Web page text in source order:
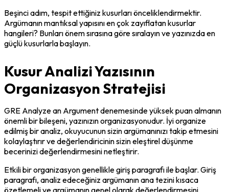
Beşinci adım, tespit ettiğiniz kusurları önceliklendirmektir.
Argümanın mantıksal yapısını en çok zayıflatan kusurlar
hangileri? Bunları önem sırasına göre sıralayın ve yazınızda en
güçlü kusurlarla başlayın.
Kusur Analizi Yazısının
Organizasyon Stratejisi
GRE Analyze an Argument denemesinde yüksek puan almanın
önemli bir bileşeni, yazınızın organizasyonudur. İyi organize
edilmiş bir analiz, okuyucunun sizin argümanınızı takip etmesini
kolaylaştırır ve değerlendiricinin sizin eleştirel düşünme
becerinizi değerlendirmesini netleştirir.
Etkili bir organizasyon genellikle giriş paragrafı ile başlar. Giriş
paragrafı, analiz edeceğiniz argümanın ana tezini kısaca
özetlemeli ve argümanın genel olarak değerlendirmesini